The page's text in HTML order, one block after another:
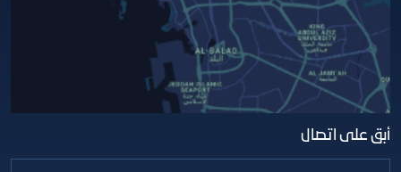
أبق على اتصال